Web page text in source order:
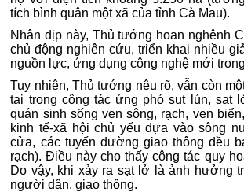
tích bình quân một xã của tỉnh Cà Mau).
Nhân dịp này, Thủ tướng hoan nghênh
chủ động nghiên cứu, triển khai nhiều
nguồn lực, ứng dụng công nghệ mới
Tuy nhiên, Thủ tướng nêu rõ, vẫn còn
tại trong công tác ứng phó sụt lún, sạt
quán sinh sống ven sông, rạch, ven
kinh tế-xã hội chủ yếu dựa vào sông
cửa, các tuyến đường giao thông đều
rạch). Điều này cho thấy công tác quy
Do vậy, khi xảy ra sạt lở là ảnh hưởng
người dân, giao thông.